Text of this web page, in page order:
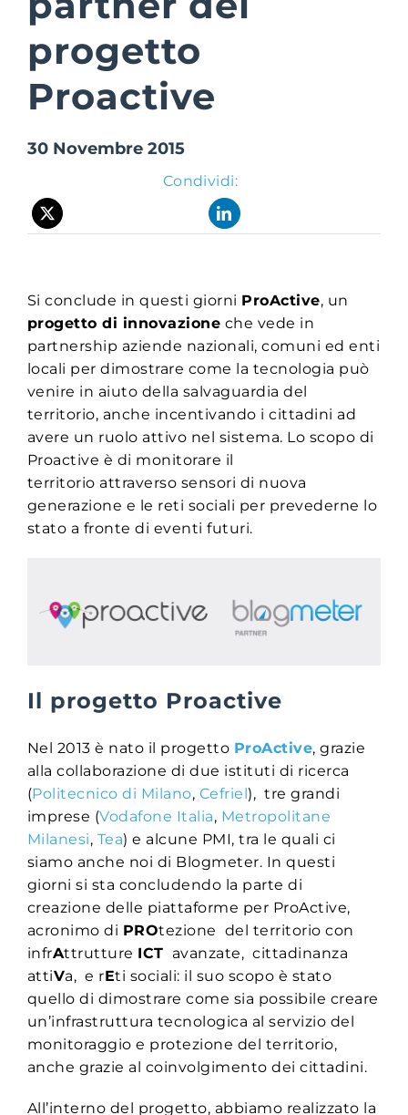
Suite Login
progetto
Proactive
30 Novembre 2015
Condividi:
Si conclude in questi giorni ProActive, un
progetto di innovazione che vede in
partnership aziende nazionali, comuni ed enti
locali per dimostrare come la tecnologia può
venire in aiuto della salvaguardia del
territorio, anche incentivando i cittadini ad
avere un ruolo attivo nel sistema. Lo scopo di
Proactive è di monitorare il
territorio attraverso sensori di nuova
generazione e le reti sociali per prevederne lo
stato a fronte di eventi futuri.
Il progetto Proactive
Nel 2013 è nato il progetto ProActive, grazie
alla collaborazione di due istituti di ricerca
(Politecnico di Milano, Cefriel), tre grandi
imprese (Vodafone Italia, Metropolitane
Milanesi, Tea) e alcune PMI, tra le quali ci
siamo anche noi di Blogmeter. In questi
giorni si sta concludendo la parte di
creazione delle piattaforme per ProActive,
acronimo di PROtezione del territorio con
infrAttrutture ICT avanzate, cittadinanza
attiVa, e rEti sociali: il suo scopo è stato
quello di dimostrare come sia possibile creare
un’infrastruttura tecnologica al servizio del
monitoraggio e protezione del territorio,
anche grazie al coinvolgimento dei cittadini.
All’interno del progetto, abbiamo realizzato la